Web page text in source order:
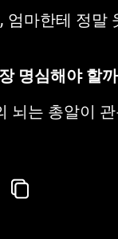
마한테 정말
명심해야 할
는 총알이